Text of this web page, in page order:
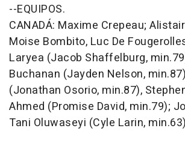
--EQUIPOS.
CANADÁ: Maxime Crepeau;
Moise Bombito, Luc De
Laryea (Jacob Shaffelburg,
Buchanan (Jayden Nelson,
(Jonathan Osorio, min.87),
Ahmed (Promise David, min.79);
Tani Oluwaseyi (Cyle Larin,